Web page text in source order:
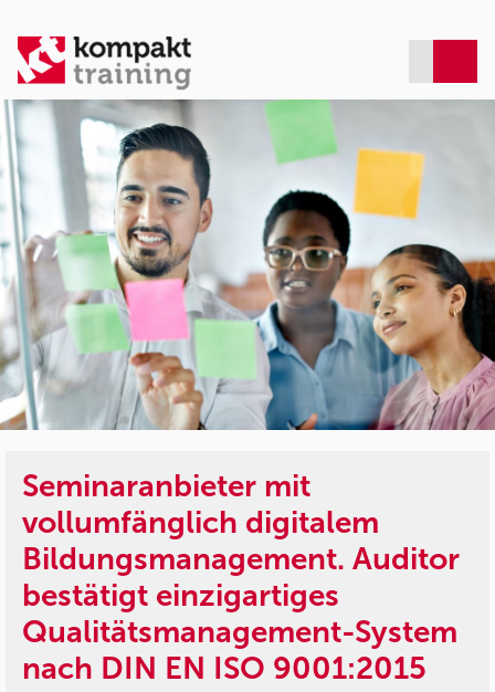
Seminaranbieter mit
vollumfänglich digitalem
Bildungsmanagement. Auditor
bestätigt einzigartiges
Qualitätsmanagement-System
nach DIN EN ISO 9001:2015